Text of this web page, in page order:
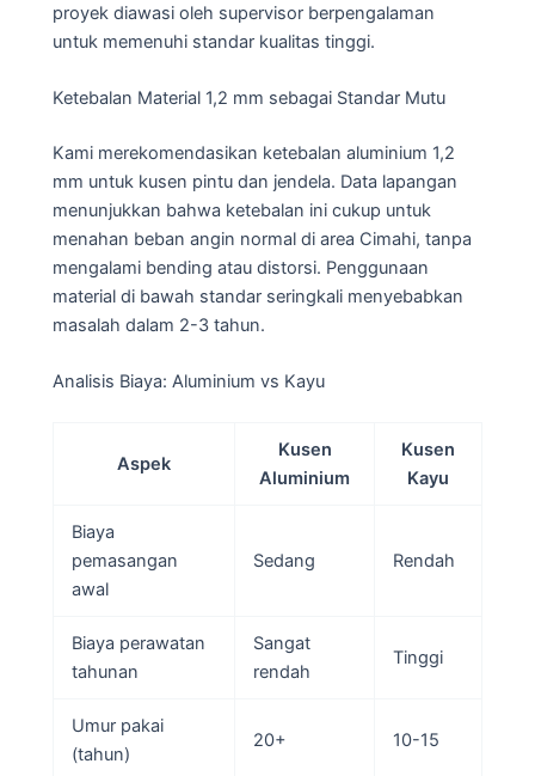
proyek diawasi oleh supervisor berpengalaman
untuk memenuhi standar kualitas tinggi.
Ketebalan Material 1,2 mm sebagai Standar Mutu
Kami merekomendasikan ketebalan aluminium 1,2
mm untuk kusen pintu dan jendela. Data lapangan
menunjukkan bahwa ketebalan ini cukup untuk
menahan beban angin normal di area Cimahi, tanpa
mengalami bending atau distorsi. Penggunaan
material di bawah standar seringkali menyebabkan
masalah dalam 2-3 tahun.
Analisis Biaya: Aluminium vs Kayu
Aspek
Kusen
Aluminium
Kusen
Kayu
Biaya
pemasangan
awal
Sedang Rendah
Biaya perawatan
tahunan
Sangat
rendah
Tinggi
Umur pakai
(tahun)
20+ 10-15